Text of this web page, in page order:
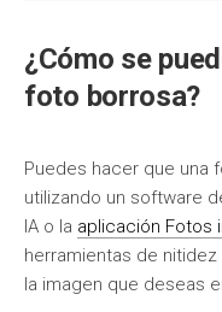
¿Cómo se
foto borrosa?
Puedes hacer que una
utilizando un software
IA o la aplicación Fotos
herramientas de
la imagen que deseas